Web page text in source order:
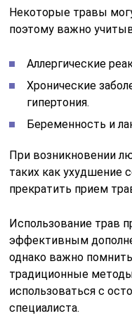
Некоторые травы
поэтому важно
Аллергические
Хронические
гипертония.
Беременность и
При возникновении
таких как ухудшение
прекратить прием
Использование трав
эффективным
однако важно
традиционные
использоваться с
специалиста.